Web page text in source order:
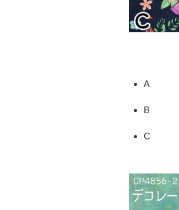
A
B
C